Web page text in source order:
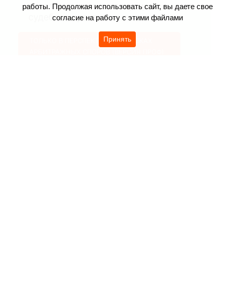
работы. Продолжая использовать сайт, вы даете свое
согласие на работу с этими файлами
Принять